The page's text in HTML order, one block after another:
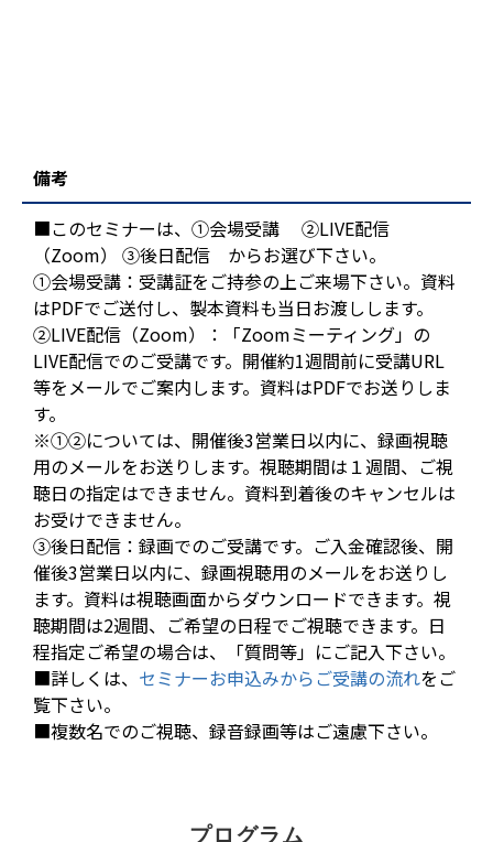
備考
■このセミナーは、①会場受講 ②LIVE配信
（Zoom） ③後日配信 からお選び下さい。
①会場受講：受講証をご持参の上ご来場下さい。資料
はPDFでご送付し、製本資料も当日お渡しします。
②LIVE配信（Zoom）：「Zoomミーティング」の
LIVE配信でのご受講です。開催約1週間前に受講URL
等をメールでご案内します。資料はPDFでお送りしま
す。
※①②については、開催後3営業日以内に、録画視聴
用のメールをお送りします。視聴期間は１週間、ご視
聴日の指定はできません。資料到着後のキャンセルは
お受けできません。
③後日配信：録画でのご受講です。ご入金確認後、開
催後3営業日以内に、録画視聴用のメールをお送りし
ます。資料は視聴画面からダウンロードできます。視
聴期間は2週間、ご希望の日程でご視聴できます。日
程指定ご希望の場合は、「質問等」にご記入下さい。
■詳しくは、 セミナーお申込みからご受講の流れをご
覧下さい。
■複数名でのご視聴、録音録画等はご遠慮下さい。
プログラム